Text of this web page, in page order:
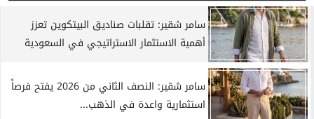
سامر شقير: تقلبات صناديق البيتكوين تعزز
أهمية الاستثمار الاستراتيجي في السعودية
سامر شقير: النصف الثاني من 2026 يفتح فرصاً
استثمارية واعدة في الذهب...